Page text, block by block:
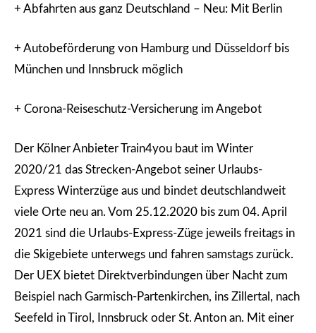
+ Abfahrten aus ganz Deutschland – Neu: Mit Berlin
+ Autobeförderung von Hamburg und Düsseldorf bis
München und Innsbruck möglich
+ Corona-Reiseschutz-Versicherung im Angebot
Der Kölner Anbieter Train4you baut im Winter
2020/21 das Strecken-Angebot seiner Urlaubs-
Express Winterzüge aus und bindet deutschlandweit
viele Orte neu an. Vom 25.12.2020 bis zum 04. April
2021 sind die Urlaubs-Express-Züge jeweils freitags in
die Skigebiete unterwegs und fahren samstags zurück.
Der UEX bietet Direktverbindungen über Nacht zum
Beispiel nach Garmisch-Partenkirchen, ins Zillertal, nach
Seefeld in Tirol, Innsbruck oder St. Anton an. Mit einer